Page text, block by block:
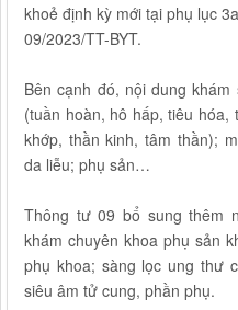
khoẻ định kỳ mới tại phụ lục
09/2023/TT-BYT.
Bên cạnh đó, nội dung
(tuần hoàn, hô hấp, tiêu
khớp, thần kinh, tâm thần);
da liễu; phụ sản…
Thông tư 09 bổ sung thêm
khám chuyên khoa phụ sản
phụ khoa; sàng lọc ung thư
siêu âm tử cung, phần phụ.